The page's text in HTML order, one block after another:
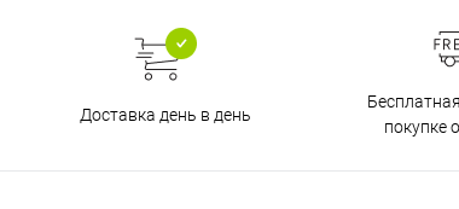
Доставка день в день
покупке